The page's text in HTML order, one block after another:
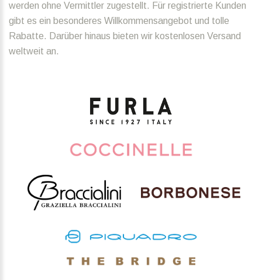
werden ohne Vermittler zugestellt. Für registrierte Kunden
gibt es ein besonderes Willkommensangebot und tolle
Rabatte. Darüber hinaus bieten wir kostenlosen Versand
weltweit an.